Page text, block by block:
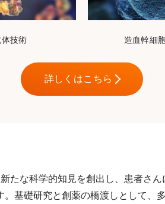
技術 造血幹細
詳しくはこちら
たな科学的知見を創出し、患者さ
基礎研究と創薬の橋渡しとして、